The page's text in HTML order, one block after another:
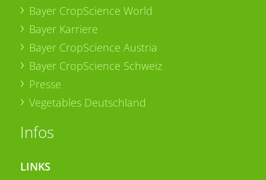
Bayer CropScience World
Bayer Karriere
Bayer CropScience Austria
Bayer CropScience Schweiz
Presse
Vegetables Deutschland
Infos
LINKS